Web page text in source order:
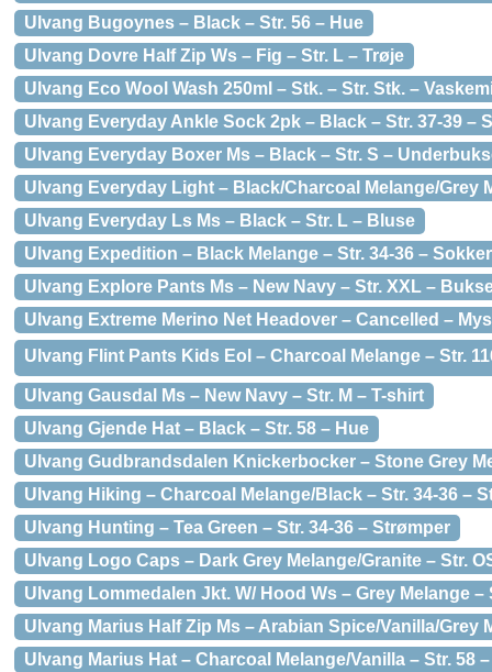
Ulvang Bugoynes – Black – Str. 56 – Hue
Ulvang Dovre Half Zip Ws – Fig – Str. L – Trøje
Ulvang Eco Wool Wash 250ml – Stk. – Str. Stk. –
Ulvang Everyday Ankle Sock 2pk – Black – Str. 37-39 –
Ulvang Everyday Boxer Ms – Black – Str. S –
Ulvang Everyday Light – Black/Charcoal Melange/Grey
Ulvang Everyday Ls Ms – Black – Str. L – Bluse
Ulvang Expedition – Black Melange – Str. 34-36 – Sokker
Ulvang Explore Pants Ms – New Navy – Str. XXL –
Ulvang Extreme Merino Net Headover – Cancelled –
Ulvang Flint Pants Kids Eol – Charcoal Melange – Str.
Ulvang Gausdal Ms – New Navy – Str. M – T-shirt
Ulvang Gjende Hat – Black – Str. 58 – Hue
Ulvang Gudbrandsdalen Knickerbocker – Stone Grey
Ulvang Hiking – Charcoal Melange/Black – Str. 34-36 –
Ulvang Hunting – Tea Green – Str. 34-36 – Strømper
Ulvang Logo Caps – Dark Grey Melange/Granite – Str.
Ulvang Lommedalen Jkt. W/ Hood Ws – Grey Melange –
Ulvang Marius Half Zip Ms – Arabian Spice/Vanilla/Grey
Ulvang Marius Hat – Charcoal Melange/Vanilla – Str. 58